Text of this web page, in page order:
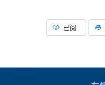
已阅